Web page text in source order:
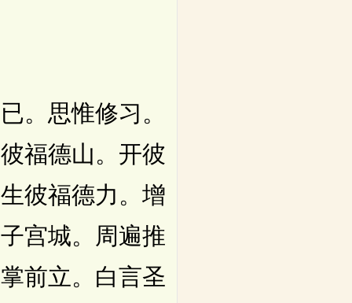
思惟修习。
福德山。开彼
彼福德力。增
宫城。周遍推
前立。白言圣